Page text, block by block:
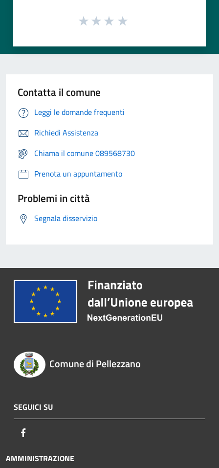
Contatta il comune
Leggi le domande frequenti
Richiedi Assistenza
Chiama il comune 089568730
Prenota un appuntamento
Problemi in città
Segnala disservizio
Comune di Pellezzano
SEGUICI SU
AMMINISTRAZIONE